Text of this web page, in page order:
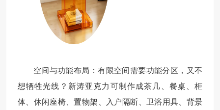
空间与功能布局：有限空间需要功能分区，又不
想牺牲光线？新涛亚克力可制作成茶几、餐桌、柜
体、休闲座椅、置物架、入户隔断、卫浴用具、背景